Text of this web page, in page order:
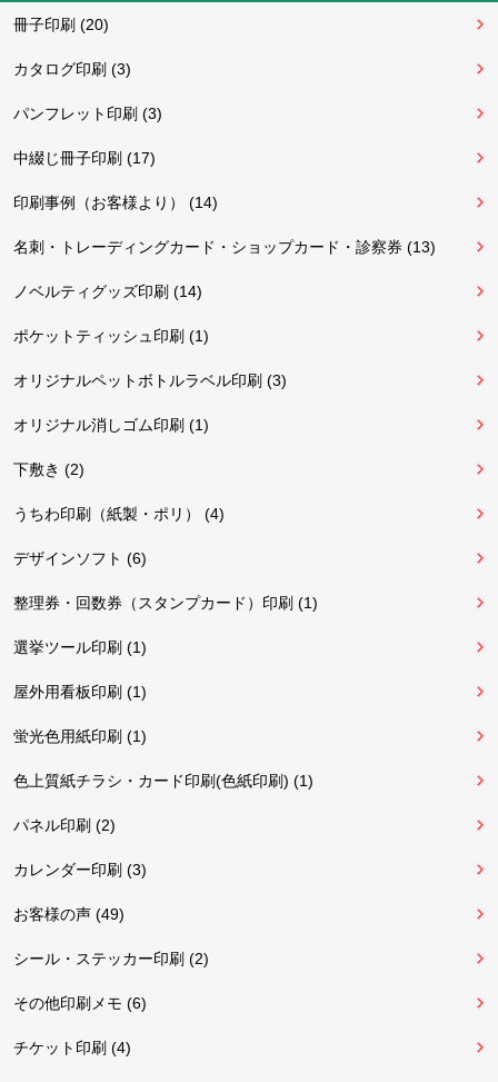
冊子印刷 (20)
カタログ印刷 (3)
パンフレット印刷 (3)
中綴じ冊子印刷 (17)
印刷事例（お客様より） (14)
名刺・トレーディングカード・ショップカード・診察券 (13)
ノベルティグッズ印刷 (14)
ポケットティッシュ印刷 (1)
オリジナルペットボトルラベル印刷 (3)
オリジナル消しゴム印刷 (1)
下敷き (2)
うちわ印刷（紙製・ポリ） (4)
デザインソフト (6)
整理券・回数券（スタンプカード）印刷 (1)
選挙ツール印刷 (1)
屋外用看板印刷 (1)
蛍光色用紙印刷 (1)
色上質紙チラシ・カード印刷(色紙印刷) (1)
パネル印刷 (2)
カレンダー印刷 (3)
お客様の声 (49)
シール・ステッカー印刷 (2)
その他印刷メモ (6)
チケット印刷 (4)